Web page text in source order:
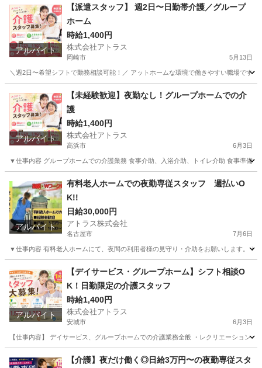
介護士 スタッフ
アルバイト
【派遣スタッフ】 週2日〜日勤帯介護／グループ
ホーム
時給1,400円
株式会社アトラス
岡崎市 5月13日
＼週2日〜希望シフトで勤務相談可能！／ アットホームな環境で働きやすい職場です
介護 時給
アルバイト
【未経験歓迎】夜勤なし！グループホームでの介
護
時給1,400円
株式会社アトラス
高浜市 6月3日
▼仕事内容 グループホームでの介護業務 食事介助、入浴介助、トイレ介助 食事準備
介護士 時給
アルバイト
有料老人ホームでの夜勤専従スタッフ 週払いO
K!!
日給30,000円
アトラス株式会社
名古屋市 7月6日
▼仕事内容 有料老人ホームにて、夜間の利用者様の見守り・介助をお願いします。
介護 愛知 名古屋市 介護 スタッフ
アルバイト
【デイサービス・グループホーム】シフト相談O
K！日勤限定の介護スタッフ
時給1,400円
株式会社アトラス
安城市 6月3日
【仕事内容】 デイサービス、グループホームでの介護業務全般 ・レクリエーション
介護士 時給
【介護】夜だけ働く◎日給3万円〜の夜勤専従スタ